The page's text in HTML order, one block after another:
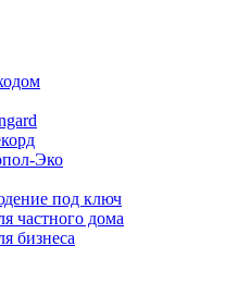
Эко
под ключ
частного дома
бизнеса